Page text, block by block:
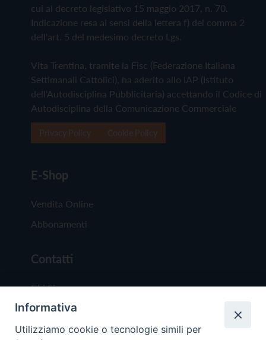
cui al decreto legislativo 15 maggio 2017, n. 70.
Indicazione resa ai sensi della lettera f) del comma 2
dell'art. 5 del medesimo decreto Lgs.
Vita Trentina, tramite la Fisc (Federazione Italiana
Settimanali Cattolici), ha aderito allo IAP (Istituto
dell'Autodisciplina Pubblicitaria) accettando il Codice di
Autodisciplina della Comunicazione Commerciale
E-Shop
Vendita Online
Abbonamenti
Contatti
Chi Siamo
Redazione
Scrivici
Informativa
Utilizziamo cookie o tecnologie simili per